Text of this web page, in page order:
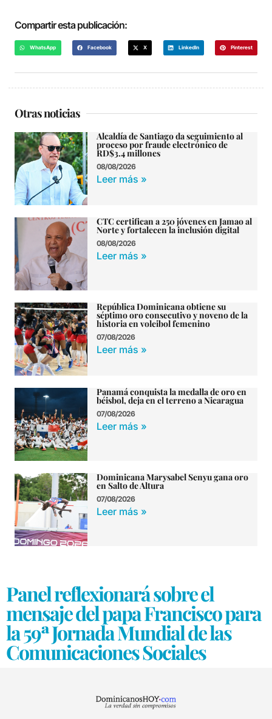
Compartir esta publicación:
WhatsApp Facebook X LinkedIn Pinterest
Otras noticias
Alcaldía de Santiago da seguimiento al
proceso por fraude electrónico de
RD$3.4 millones
08/08/2026
Leer más »
CTC certifican a 250 jóvenes en Jamao al
Norte y fortalecen la inclusión digital
08/08/2026
Leer más »
República Dominicana obtiene su
séptimo oro consecutivo y noveno de la
historia en voleibol femenino
07/08/2026
Leer más »
Panamá conquista la medalla de oro en
béisbol, deja en el terreno a Nicaragua
07/08/2026
Leer más »
Dominicana Marysabel Senyu gana oro
en Salto de Altura
07/08/2026
Leer más »
Panel reflexionará sobre el
mensaje del papa Francisco para
la 59ª Jornada Mundial de las
Comunicaciones Sociales